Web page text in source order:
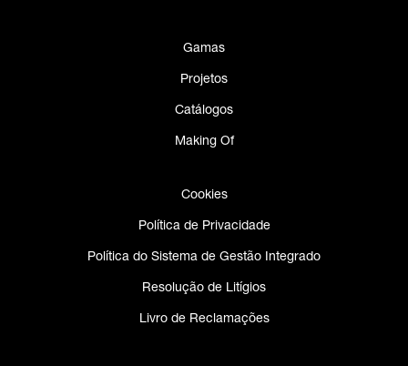
Gamas
Projetos
Catálogos
Making Of
Cookies
Política de Privacidade
Política do Sistema de Gestão Integrado
Resolução de Litígios
Livro de Reclamações